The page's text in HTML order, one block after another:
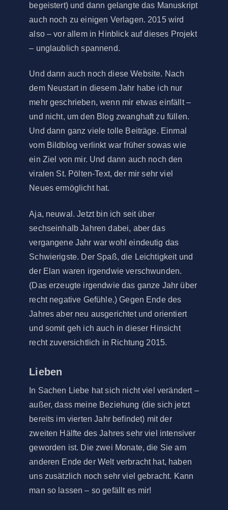
begeistert) und dann gelangte das Manuskript
auch noch zu einigen Verlagen. 2015 wird
also – vor allem in Hinblick auf dieses Projekt
– unglaublich spannend.
Und dann auch noch diese Website. Nach
dem Neustart in diesem Jahr habe ich nur
mehr geschrieben, wenn mir etwas einfällt –
und nicht, um den Blog zwanghaft zu füllen.
Und dann ganz viele tolle Beiträge. Einmal
vom Bildblog verlinkt war früher sowas wie
ein Ziel von mir. Und dann auch noch den
viralen St. Pölten-Text, der mir sehr viel
Neues ermöglicht hat.
Aja, neuwal. Jetzt bin ich seit über
sechseinhalb Jahren dabei, aber das
vergangene Jahr war wohl eindeutig das
Schwierigste. Der Spaß, die Leichtigkeit und
der Elan waren irgendwie verschwunden.
(Das erzeugte irgendwie das ganze Jahr über
recht negative Gefühle.) Gegen Ende des
Jahres aber neu ausgerichtet und orientiert
und somit geh ich auch in dieser Hinsicht
recht zuversichtlich in Richtung 2015.
Lieben
In Sachen Liebe hat sich nicht viel verändert –
außer, dass meine Beziehung (die sich jetzt
bereits im vierten Jahr befindet) mit der
zweiten Hälfte des Jahres sehr viel intensiver
geworden ist. Die zwei Monate, die Sie am
anderen Ende der Welt verbracht hat, haben
uns zusätzlich noch sehr viel gebracht. Kann
man so lassen – so gefällt es mir!